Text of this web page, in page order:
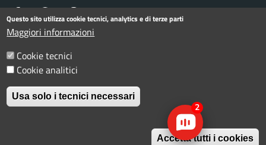
Facebook
Instagram
Telegram
TwitterWhatsApp
YouTube
Menu piè di pagina
Informativa privacy
© Comune di Rimini. Tutti i diritti riservati.
Questo sito utilizza cookie tecnici, analytics e di terze parti
Maggiori informazioni
Cookie tecnici
Cookie analitici
Usa solo i tecnici necessari
Accetta tutti i cookies
2